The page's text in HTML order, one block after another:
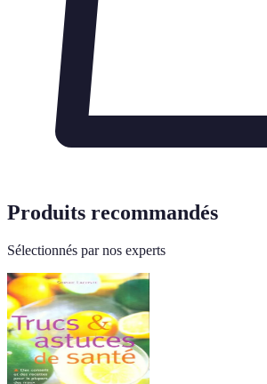
Produits recommandés
Sélectionnés par nos experts